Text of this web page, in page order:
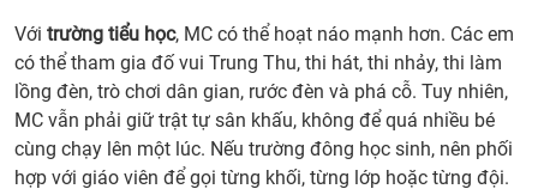
Với trường tiểu học, MC có thể hoạt náo mạnh hơn. Các em
có thể tham gia đố vui Trung Thu, thi hát, thi nhảy, thi làm
lồng đèn, trò chơi dân gian, rước đèn và phá cỗ. Tuy nhiên,
MC vẫn phải giữ trật tự sân khấu, không để quá nhiều bé
cùng chạy lên một lúc. Nếu trường đông học sinh, nên phối
hợp với giáo viên để gọi từng khối, từng lớp hoặc từng đội.